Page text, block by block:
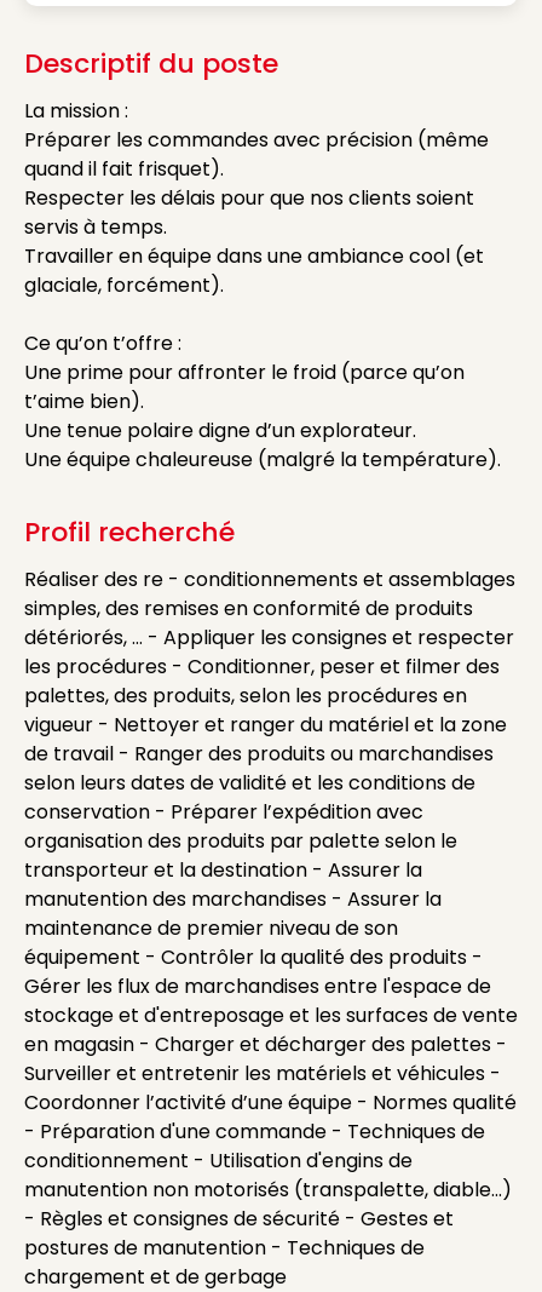
Descriptif du poste
La mission :
Préparer les commandes avec précision (même
quand il fait frisquet).
Respecter les délais pour que nos clients soient
servis à temps.
Travailler en équipe dans une ambiance cool (et
glaciale, forcément).
Ce qu’on t’offre :
Une prime pour affronter le froid (parce qu’on
t’aime bien).
Une tenue polaire digne d’un explorateur.
Une équipe chaleureuse (malgré la température).
Profil recherché
Réaliser des re - conditionnements et assemblages
simples, des remises en conformité de produits
détériorés, ... - Appliquer les consignes et respecter
les procédures - Conditionner, peser et filmer des
palettes, des produits, selon les procédures en
vigueur - Nettoyer et ranger du matériel et la zone
de travail - Ranger des produits ou marchandises
selon leurs dates de validité et les conditions de
conservation - Préparer l’expédition avec
organisation des produits par palette selon le
transporteur et la destination - Assurer la
manutention des marchandises - Assurer la
maintenance de premier niveau de son
équipement - Contrôler la qualité des produits -
Gérer les flux de marchandises entre l'espace de
stockage et d'entreposage et les surfaces de vente
en magasin - Charger et décharger des palettes -
Surveiller et entretenir les matériels et véhicules -
Coordonner l’activité d’une équipe - Normes qualité
- Préparation d'une commande - Techniques de
conditionnement - Utilisation d'engins de
manutention non motorisés (transpalette, diable...)
- Règles et consignes de sécurité - Gestes et
postures de manutention - Techniques de
chargement et de gerbage